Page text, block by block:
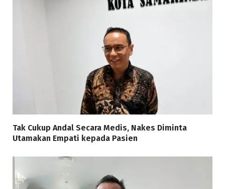
Tak Cukup Andal Secara Medis, Nakes Diminta
Utamakan Empati kepada Pasien